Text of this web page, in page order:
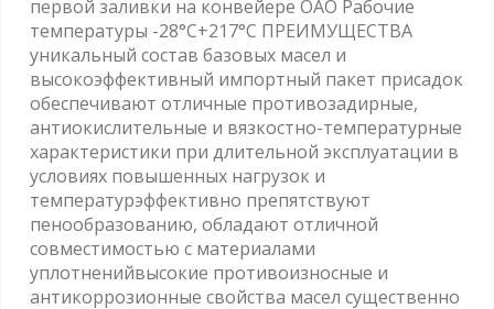
первой заливки на конвейере ОАО Рабочие
температуры -28°C+217°C ПРЕИМУЩЕСТВА
уникальный состав базовых масел и
высокоэффективный импортный пакет присадок
обеспечивают отличные противозадирные,
антиокислительные и вязкостно-температурные
характеристики при длительной эксплуатации в
условиях повышенных нагрузок и
температурэффективно препятствуют
пенообразованию, обладают отличной
совместимостью с материалами
уплотненийвысокие противоизносные и
антикоррозионные свойства масел существенно